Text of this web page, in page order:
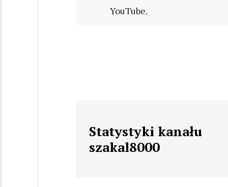
YouTube.
Statystyki kanału
szakal8000